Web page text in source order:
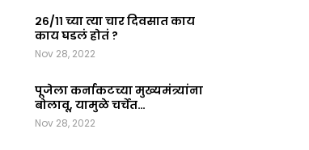
२६/११ च्या त्या चार दिवसात काय
काय घडलं होतं ?
Nov 28, 2022
पूजेला कर्नाकटच्या मुख्यमंत्र्यांना
बोलावू, यामुळे चर्चेत…
Nov 28, 2022